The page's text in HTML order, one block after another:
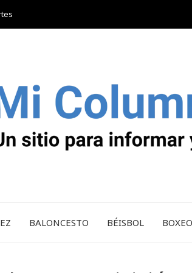
BALONCESTO BÉISBOL BOXEO